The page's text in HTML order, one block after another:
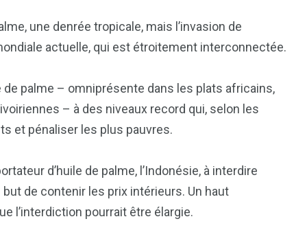
une denrée tropicale, mais l’invasion de
actuelle, qui est étroitement interconnectée.
palme – omniprésente dans les plats africains,
– à des niveaux record qui, selon les
et pénaliser les plus pauvres.
d’huile de palme, l’Indonésie, à interdire
de contenir les prix intérieurs. Un haut
l’interdiction pourrait être élargie.